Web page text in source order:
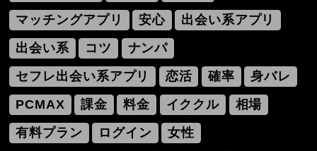
マッチングアプリ
安心
出会い系アプリ
出会い系
コツ
ナンパ
セフレ出会い系アプリ
恋活 確率
身バレ
PCMAX
課金 料金 イククル
相場
有料プラン
ログイン
女性